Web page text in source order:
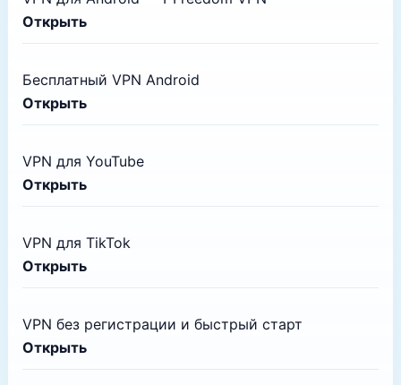
Открыть
Бесплатный VPN Android
Открыть
VPN для YouTube
Открыть
VPN для TikTok
Открыть
VPN без регистрации и быстрый старт
Открыть